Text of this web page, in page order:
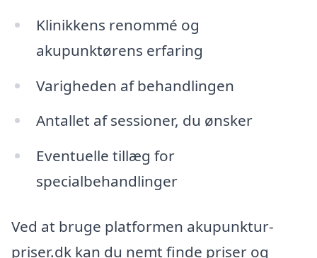
Klinikkens renommé og
akupunktørens erfaring
Varigheden af behandlingen
Antallet af sessioner, du ønsker
Eventuelle tillæg for
specialbehandlinger
Ved at bruge platformen akupunktur-
priser.dk kan du nemt finde priser og